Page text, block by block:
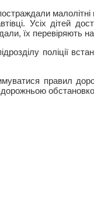
Усіх дітей
їх перевіряють на
поліції
правил